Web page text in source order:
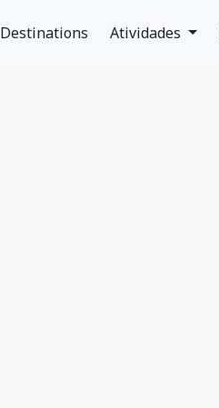
Destinations Atividades